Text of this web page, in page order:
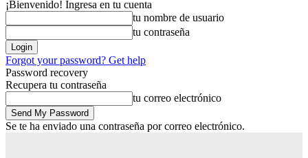
¡Bienvenido! Ingresa en tu cuenta
tu nombre de usuario
tu contraseña
Forgot your password? Get help
Password recovery
Recupera tu contraseña
tu correo electrónico
Se te ha enviado una contraseña por correo electrónico.